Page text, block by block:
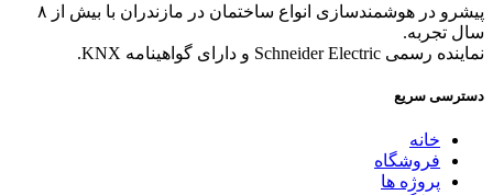
پیشرو در هوشمندسازی انواع ساختمان در مازندران با بیش از ۸
سال تجربه.
نماینده رسمی Schneider Electric و دارای گواهینامه KNX.
دسترسی سریع
خانه
فروشگاه
پروژه ها